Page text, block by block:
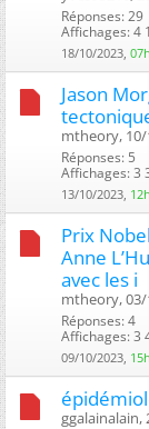
Réponses: 29
Affichages: 4
18/10/2023,
Jason
mtheory, 10/
Réponses: 5
Affichages: 3
13/10/2023,
Prix
Anne
avec les i
mtheory, 03/
Réponses: 4
Affichages: 3
09/10/2023,
ggalainalain,